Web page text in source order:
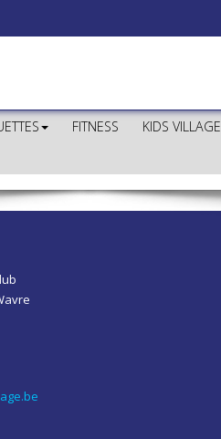
FITNESS KIDS VILLAGE